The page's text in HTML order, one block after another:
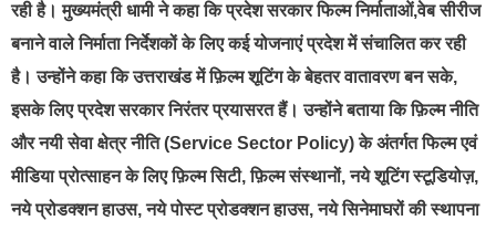
रही है। मुख्यमंत्री धामी ने कहा कि प्रदेश सरकार फिल्म निर्माताओं,वेब सीरीज
बनाने वाले निर्माता निर्देशकों के लिए कई योजनाएं प्रदेश में संचालित कर रही
है। उन्होंने कहा कि उत्तराखंड में फ़िल्म शूटिंग के बेहतर वातावरण बन सके,
इसके लिए प्रदेश सरकार निरंतर प्रयासरत हैं। उन्होंने बताया कि फ़िल्म नीति
और नयी सेवा क्षेत्र नीति (Service Sector Policy) के अंतर्गत फिल्म एवं
मीडिया प्रोत्साहन के लिए फ़िल्म सिटी, फ़िल्म संस्थानों, नये शूटिंग स्टूडियोज़,
नये प्रोडक्शन हाउस, नये पोस्ट प्रोडक्शन हाउस, नये सिनेमाघरों की स्थापना